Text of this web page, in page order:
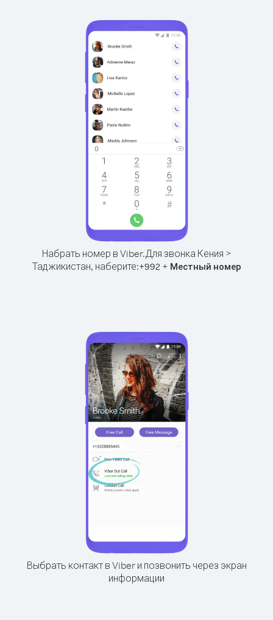
Набрать номер в Viber.Для звонка Кения >
Таджикистан, наберите:+992+ Местный номер
Выбрать контакт в Viber и позвонить через экран
информации